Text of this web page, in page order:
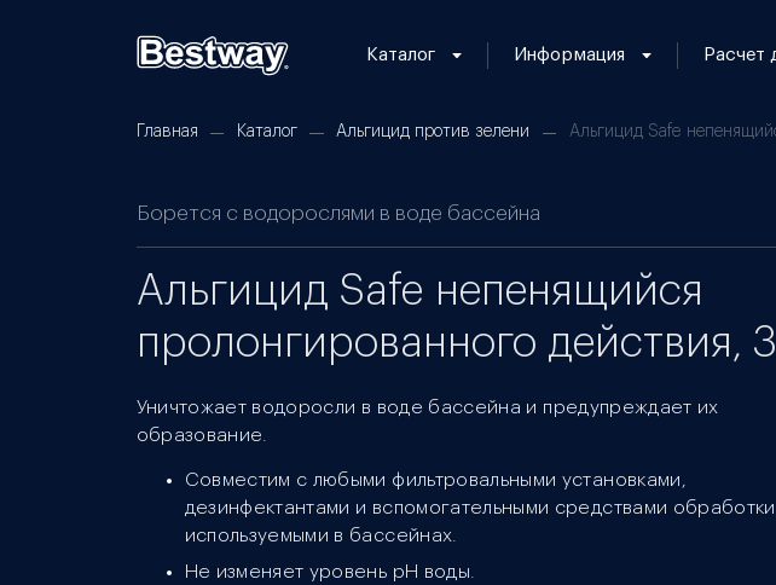
Каталог Информация Расчет
Главная Каталог Альгицид против зелени Альгицид Safe
Борется с водорослями в воде бассейна
Альгицид Safe непенящийся
пролонгированного действия,
Уничтожает водоросли в воде бассейна и предупреждает их
образование.
Совместим с любыми фильтровальными установками,
дезинфектантами и вспомогательными средствами обработки,
используемыми в бассейнах.
Не изменяет уровень рН воды.